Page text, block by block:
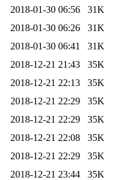
2018-01-30 06:56
31K
2018-01-30 06:26
31K
2018-01-30 06:41
31K
2018-12-21 21:43
35K
2018-12-21 22:13
35K
2018-12-21 22:29
35K
2018-12-21 22:29
35K
2018-12-21 22:08
35K
2018-12-21 22:29
35K
2018-12-21 23:44
35K